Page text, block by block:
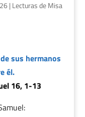
| Lecturas de Misa
sus hermanos
él.
16, 1-13